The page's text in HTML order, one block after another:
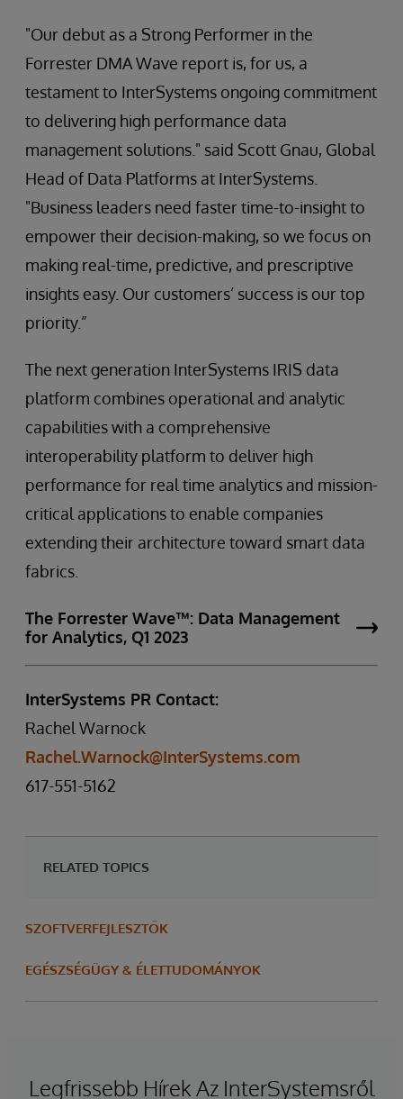
"Our debut as a Strong Performer in the
Forrester DMA Wave report is, for us, a
testament to InterSystems ongoing commitment
to delivering high performance data
management solutions." said Scott Gnau, Global
Head of Data Platforms at InterSystems.
"Business leaders need faster time-to-insight to
empower their decision-making, so we focus on
making real-time, predictive, and prescriptive
insights easy. Our customers’ success is our top
priority.”
The next generation InterSystems IRIS data
platform combines operational and analytic
capabilities with a comprehensive
interoperability platform to deliver high
performance for real time analytics and mission-
critical applications to enable companies
extending their architecture toward smart data
fabrics.
The Forrester Wave™: Data Management
for Analytics, Q1 2023
InterSystems PR Contact:
Rachel Warnock
Rachel.Warnock@InterSystems.com
617-551-5162
RELATED TOPICS
SZOFTVERFEJLESZTŐK
EGÉSZSÉGÜGY & ÉLETTUDOMÁNYOK
Legfrissebb Hírek Az InterSystemsről